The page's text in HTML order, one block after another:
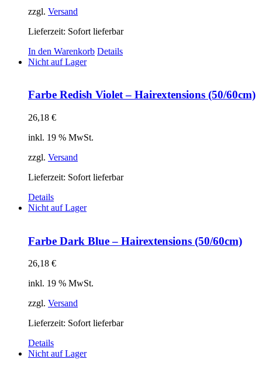
zzgl. Versand
Lieferzeit: Sofort lieferbar
In den Warenkorb Details
Nicht auf Lager
Farbe Redish Violet – Hairextensions (50/60cm)
26,18 €
inkl. 19 % MwSt.
zzgl. Versand
Lieferzeit: Sofort lieferbar
Details
Nicht auf Lager
Farbe Dark Blue – Hairextensions (50/60cm)
26,18 €
inkl. 19 % MwSt.
zzgl. Versand
Lieferzeit: Sofort lieferbar
Details
Nicht auf Lager